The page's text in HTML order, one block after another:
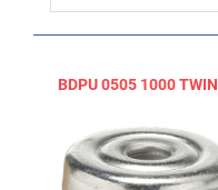
BDPU 0505 1000 TWIN